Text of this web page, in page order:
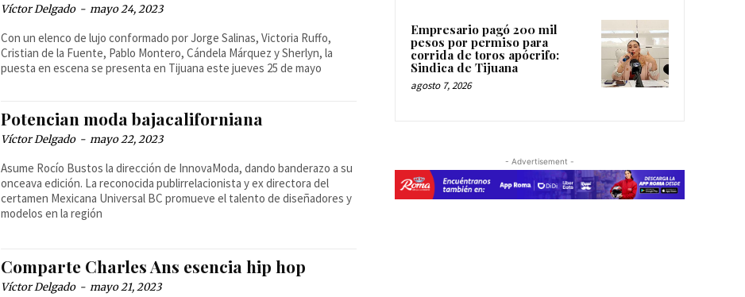
Víctor Delgado - mayo 24, 2023
Con un elenco de lujo conformado por Jorge Salinas, Victoria Ruffo,
Cristian de la Fuente, Pablo Montero, Cándela Márquez y Sherlyn, la
puesta en escena se presenta en Tijuana este jueves 25 de mayo
Potencian moda bajacaliforniana
Víctor Delgado - mayo 22, 2023
Asume Rocío Bustos la dirección de InnovaModa, dando banderazo a su
onceava edición. La reconocida publirrelacionista y ex directora del
certamen Mexicana Universal BC promueve el talento de diseñadores y
modelos en la región
Comparte Charles Ans esencia hip hop
Víctor Delgado - mayo 21, 2023
Empresario pagó 200 mil
pesos por permiso para
corrida de toros apócrifo:
Sindica de Tijuana
agosto 7, 2026
- Advertisement -